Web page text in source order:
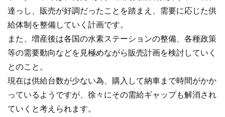
達っし、販売が好調だったことを踏まえ、需要に応じた供
給体制を整備していく計画です。
また、増産後は各国の水素ステーションの整備、各種政策
等の需要動向などを見極めながら販売計画を検討していく
とのこと。
現在は供給台数が少ない為、購入して納車まで時間がかか
っているようですが、徐々にその需給ギャップも解消され
ていくと考えられます。